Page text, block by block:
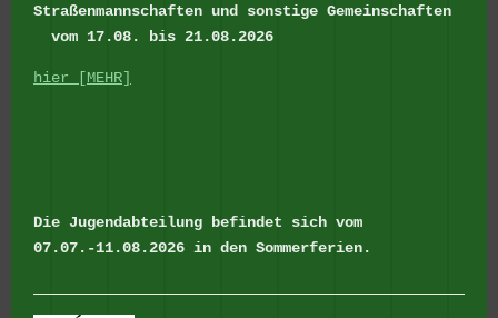
Straßenmannschaften und sonstige Gemeinschaften
vom 17.08. bis 21.08.2026
hier [MEHR]
Die Jugendabteilung befindet sich vom
07.07.-11.08.2026 in den Sommerferien.